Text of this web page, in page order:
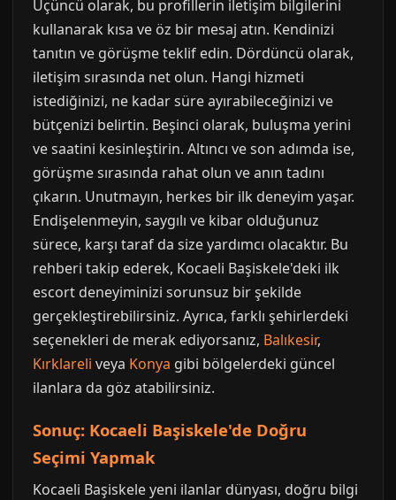
Üçüncü olarak, bu profillerin iletişim bilgilerini
kullanarak kısa ve öz bir mesaj atın. Kendinizi
tanıtın ve görüşme teklif edin. Dördüncü olarak,
iletişim sırasında net olun. Hangi hizmeti
istediğinizi, ne kadar süre ayırabileceğinizi ve
bütçenizi belirtin. Beşinci olarak, buluşma yerini
ve saatini kesinleştirin. Altıncı ve son adımda ise,
görüşme sırasında rahat olun ve anın tadını
çıkarın. Unutmayın, herkes bir ilk deneyim yaşar.
Endişelenmeyin, saygılı ve kibar olduğunuz
sürece, karşı taraf da size yardımcı olacaktır. Bu
rehberi takip ederek, Kocaeli Başiskele'deki ilk
escort deneyiminizi sorunsuz bir şekilde
gerçekleştirebilirsiniz. Ayrıca, farklı şehirlerdeki
seçenekleri de merak ediyorsanız, Balıkesir,
Kırklareli veya Konya gibi bölgelerdeki güncel
ilanlara da göz atabilirsiniz.
Sonuç: Kocaeli Başiskele'de Doğru
Seçimi Yapmak
Kocaeli Başiskele yeni ilanlar dünyası, doğru bilgi